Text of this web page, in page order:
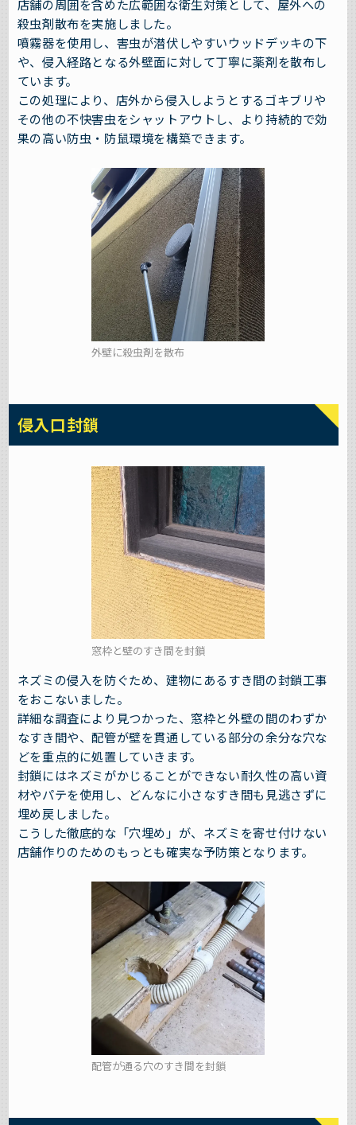
店舗の周囲を含めた広範囲な衛生対策として、屋外への
殺虫剤散布を実施しました。
噴霧器を使用し、害虫が潜伏しやすいウッドデッキの下
や、侵入経路となる外壁面に対して丁寧に薬剤を散布し
ています。
この処理により、店外から侵入しようとするゴキブリや
その他の不快害虫をシャットアウトし、より持続的で効
果の高い防虫・防鼠環境を構築できます。
外壁に殺虫剤を散布
侵入口封鎖
窓枠と壁のすき間を封鎖
ネズミの侵入を防ぐため、建物にあるすき間の封鎖工事
をおこないました。
詳細な調査により見つかった、窓枠と外壁の間のわずか
なすき間や、配管が壁を貫通している部分の余分な穴な
どを重点的に処置していきます。
封鎖にはネズミがかじることができない耐久性の高い資
材やパテを使用し、どんなに小さなすき間も見逃さずに
埋め戻しました。
こうした徹底的な「穴埋め」が、ネズミを寄せ付けない
店舗作りのためのもっとも確実な予防策となります。
配管が通る穴のすき間を封鎖